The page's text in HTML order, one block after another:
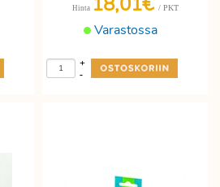
Varastossa
Hinta / PKT
-
+